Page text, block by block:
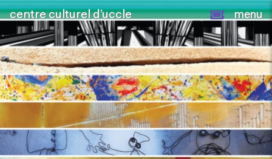
centre culturel d’uccle menu